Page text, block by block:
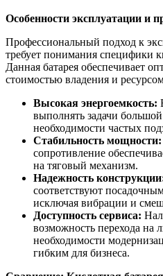
Особенности эксплуатации и
Профессиональный подход к
требует понимания специфики
Данная батарея обеспечивает
стоимостью владения и
Высокая энергоемкость:
выполнять задачи
необходимости частых
Стабильность мощности:
сопротивление
на тяговый механизм.
Надежность
соответствуют
исключая вибрации и
Доступность сервиса:
возможность перехода на
необходимости
гибким для бизнеса.